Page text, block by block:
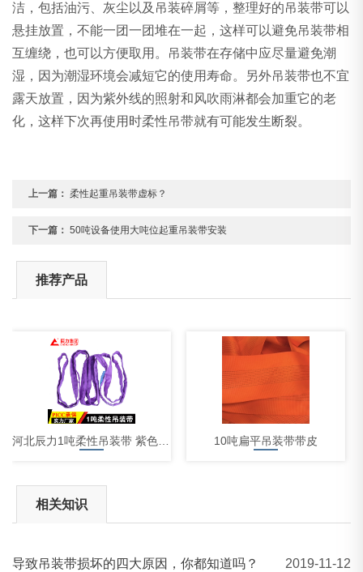
洁，包括油污、灰尘以及吊装碎屑等，整理好的吊装带可以
悬挂放置，不能一团一团堆在一起，这样可以避免吊装带相
互缠绕，也可以方便取用。吊装带在存储中应尽量避免潮
湿，因为潮湿环境会减短它的使用寿命。另外吊装带也不宜
露天放置，因为紫外线的照射和风吹雨淋都会加重它的老
化，这样下次再使用时柔性吊带就有可能发生断裂。
上一篇： 柔性起重吊装带虚标？
下一篇： 50吨设备使用大吨位起重吊装带安装
推荐产品
河北辰力1吨柔性吊装带 紫色起重吊带 环形吊装带 10吨扁平吊装带带皮
相关知识
导致吊装带损坏的四大原因，你都知道吗？ 2019-11-12